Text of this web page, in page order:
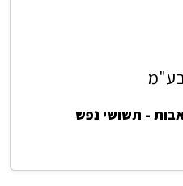
- תשושי נפש